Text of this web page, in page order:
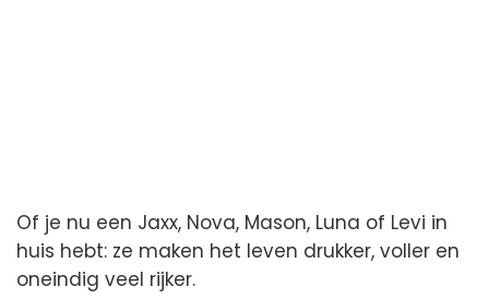
Of je nu een Jaxx, Nova, Mason, Luna of Levi in
huis hebt: ze maken het leven drukker, voller en
oneindig veel rijker.